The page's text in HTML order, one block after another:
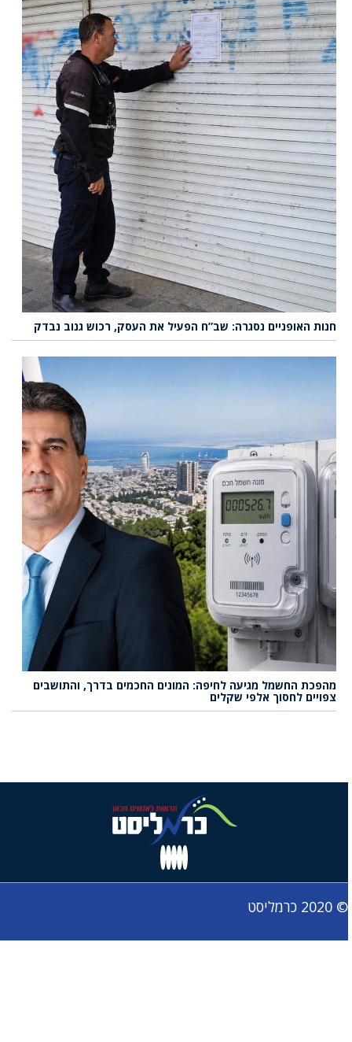
חנות האופניים נסגרה: שב”ח הפעיל את העסק, רכוש גנוב נבדק
מהפכת החשמל מגיעה לחיפה: המונים החכמים בדרך, והתושבים
צפויים לחסוך אלפי שקלים
© 2020 כרמליסט